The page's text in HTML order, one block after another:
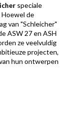
speciale
Hoewel de
van "Schleicher"
ASW 27 en ASH
ze veelvuldig
projecten,
hun ontwerpen